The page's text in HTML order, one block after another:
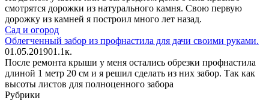
смотрятся дорожки из натурального камня. Свою первую
дорожку из камней я построил много лет назад.
Сад и огород
Облегченный забор из профнастила для дачи своими руками.
01.05.201901.1к.
После ремонта крыши у меня остались обрезки профнастила
длиной 1 метр 20 см и я решил сделать из них забор. Так как
высоты листов для полноценного забора
Рубрики